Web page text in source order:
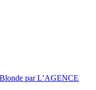
par L’AGENCE